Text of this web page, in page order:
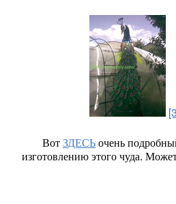
ВотЗДЕСЬочень
изготовлению этого чуда.